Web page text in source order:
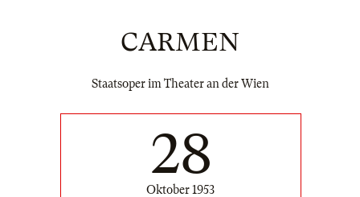
CARMEN
Staatsoper im Theater an der Wien
28
Oktober 1953